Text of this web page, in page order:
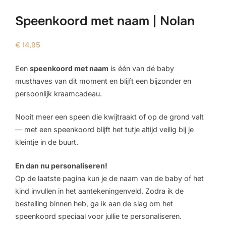
Speenkoord met naam | Nolan
€ 14,95
Een speenkoord met naam is één van dé baby
musthaves van dit moment en blijft een bijzonder en
persoonlijk kraamcadeau.
Nooit meer een speen die kwijtraakt of op de grond valt
— met een speenkoord blijft het tutje altijd veilig bij je
kleintje in de buurt.
En dan nu personaliseren!
Op de laatste pagina kun je de naam van de baby of het
kind invullen in het aantekeningenveld. Zodra ik de
bestelling binnen heb, ga ik aan de slag om het
speenkoord speciaal voor jullie te personaliseren.